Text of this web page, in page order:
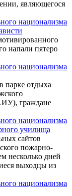
являющегося
национализма
напали пятеро
национализма
парке отдыха
граждане
национализма
училища
сайтов
пожарно-
несколько дней
выходцы из
национализма